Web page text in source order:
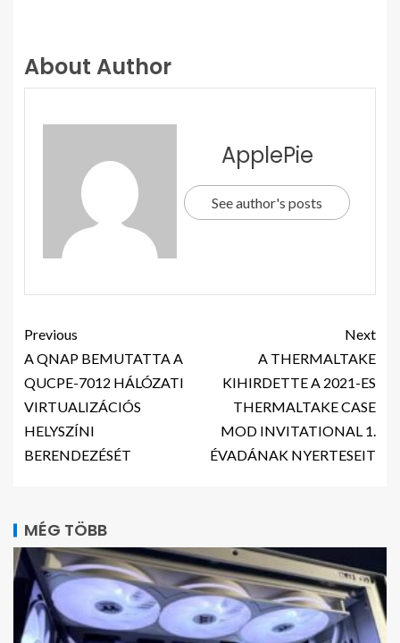
About Author
ApplePie
See author's posts
Previous
A QNAP BEMUTATTA A
QUCPE-7012 HÁLÓZATI
VIRTUALIZÁCIÓS
HELYSZÍNI
BERENDEZÉSÉT
Next
A THERMALTAKE
KIHIRDETTE A 2021-ES
THERMALTAKE CASE
MOD INVITATIONAL 1.
ÉVADÁNAK NYERTESEIT
MÉG TÖBB